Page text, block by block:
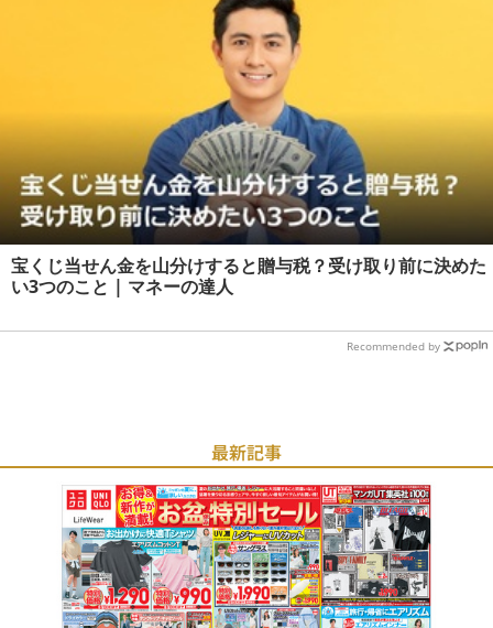
宝くじ当せん金を山分けすると贈与税？受け取り前に決めた
い3つのこと | マネーの達人
Recommended by
最新記事